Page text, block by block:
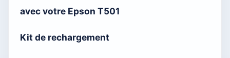
avec votre Epson T501
Kit de rechargement